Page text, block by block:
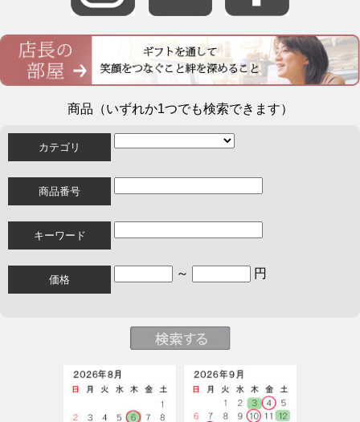
商品（いずれか1つでも検索できます）
カテゴリ
商品番号
キーワード
価格 ～ 円